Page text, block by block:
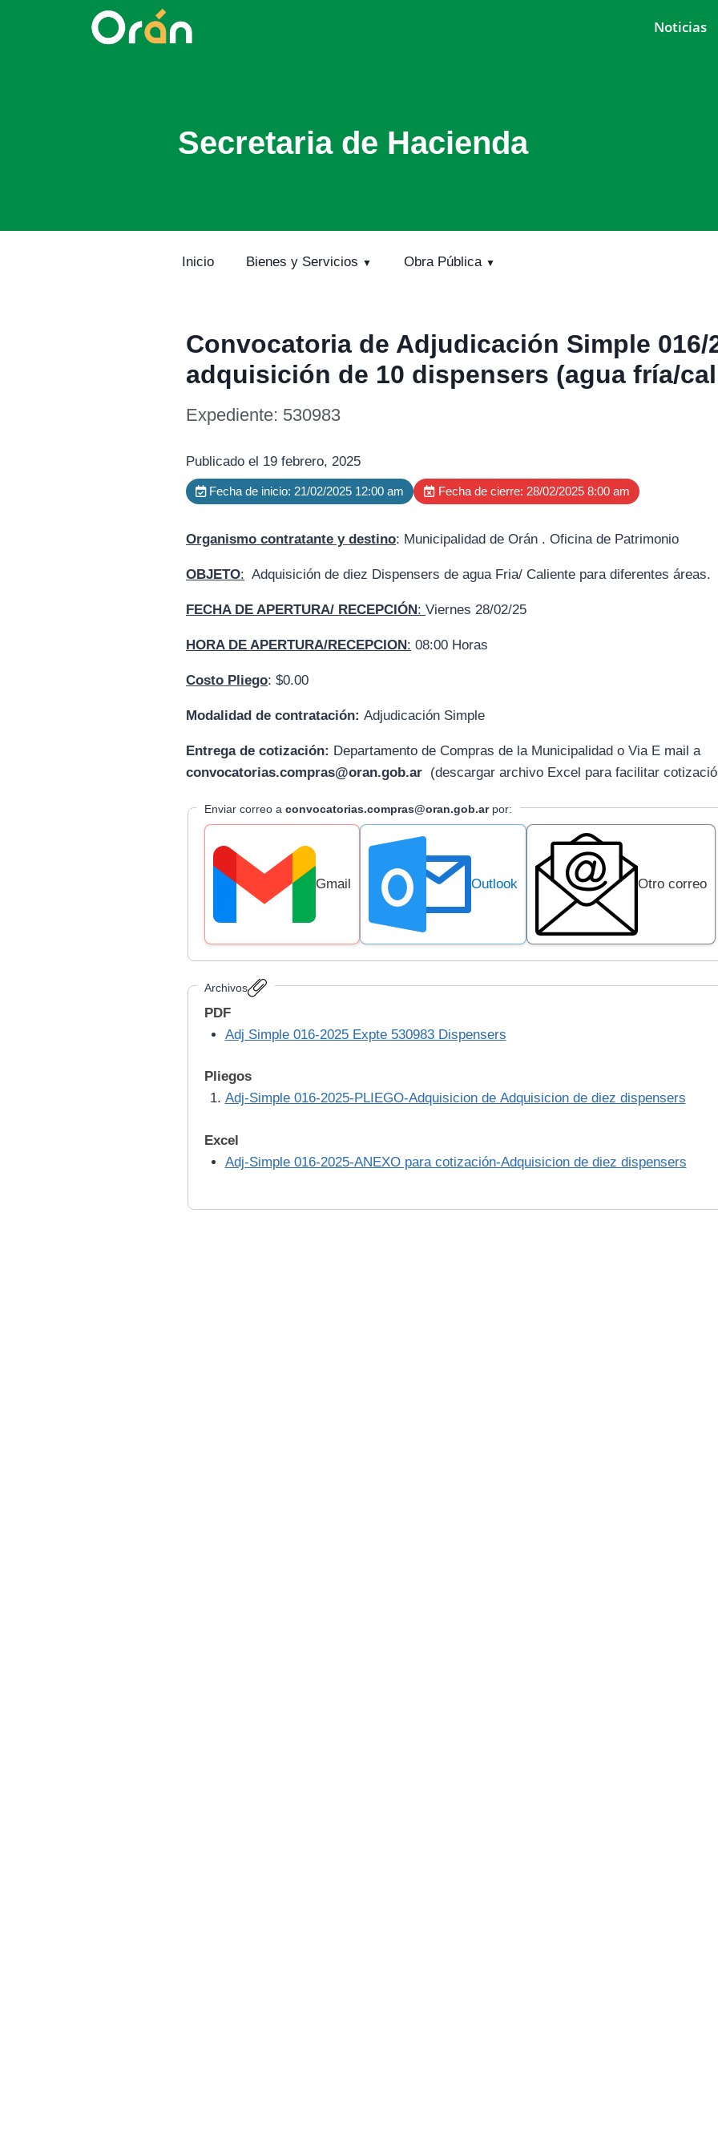
Noticias
Secretaria de Hacienda
Inicio Bienes y Servicios Obra Pública
Convocatoria de Adjudicación Simple 016/
adquisición de 10 dispensers (agua fría/
Expediente: 530983
Publicado el 19 febrero, 2025
Fecha de inicio: 21/02/2025 12:00 am Fecha de cierre: 28/02/2025 8:00 am
Organismo contratante y destino: Municipalidad de Orán . Oficina de Patrimonio
OBJETO: Adquisición de diez Dispensers de agua Fria/ Caliente para diferentes áreas.
FECHA DE APERTURA/ RECEPCIÓN: Viernes 28/02/25
HORA DE APERTURA/RECEPCION: 08:00 Horas
Costo Pliego: $0.00
Modalidad de contratación: Adjudicación Simple
Entrega de cotización: Departamento de Compras de la Municipalidad o Via E mail a
convocatorias.compras@oran.gob.ar (descargar archivo Excel para facilitar
Enviar correo a convocatorias.compras@oran.gob.arpor:
Gmail Outlook Otro correo
Archivos
PDF
Adj Simple 016-2025 Expte 530983 Dispensers
Pliegos
Adj-Simple 016-2025-PLIEGO-Adquisicion de Adquisicion de diez dispensers
Excel
Adj-Simple 016-2025-ANEXO para cotización-Adquisicion de diez dispensers